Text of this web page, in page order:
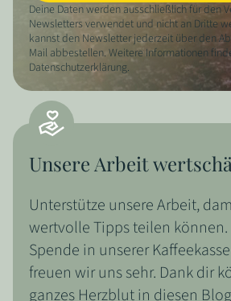
Deine Daten werden ausschließlich für den
Newsletters verwendet und nicht an Dritte
kannst den Newsletter jederzeit über den
Mail abbestellen. Weitere Informationen
Datenschutzerklärung.
Unsere Arbeit
Unterstütze unsere Arbeit,
wertvolle Tipps teilen
Spende in unserer
freuen wir uns sehr. Dank dir
ganzes Herzblut in diesen